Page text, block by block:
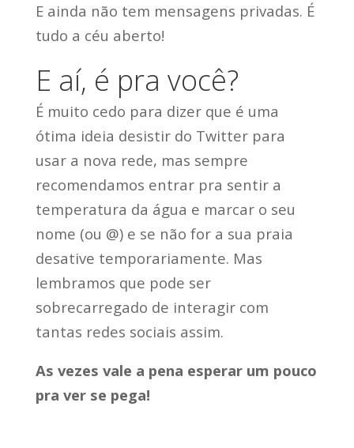
E ainda não tem mensagens privadas. É
tudo a céu aberto!
E aí, é pra você?
É muito cedo para dizer que é uma
ótima ideia desistir do Twitter para
usar a nova rede, mas sempre
recomendamos entrar pra sentir a
temperatura da água e marcar o seu
nome (ou @) e se não for a sua praia
desative temporariamente. Mas
lembramos que pode ser
sobrecarregado de interagir com
tantas redes sociais assim.
As vezes vale a pena esperar um pouco
pra ver se pega!